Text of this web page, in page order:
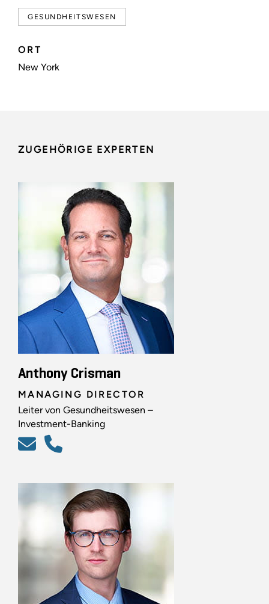
GESUNDHEITSWESEN
ORT
New York
ZUGEHÖRIGE EXPERTEN
Anthony Crisman
MANAGING DIRECTOR
Leiter von Gesundheitswesen –
Investment-Banking